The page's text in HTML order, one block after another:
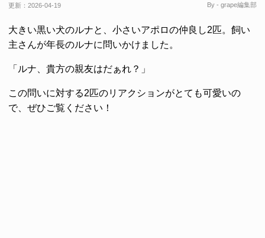
更新： 2026-04-19 By - grape編集部
大きい黒い犬のルナと、小さいアポロの仲良し2匹。飼い
主さんが年長のルナに問いかけました。
「ルナ、貴方の親友はだぁれ？」
この問いに対する2匹のリアクションがとても可愛いの
で、ぜひご覧ください！